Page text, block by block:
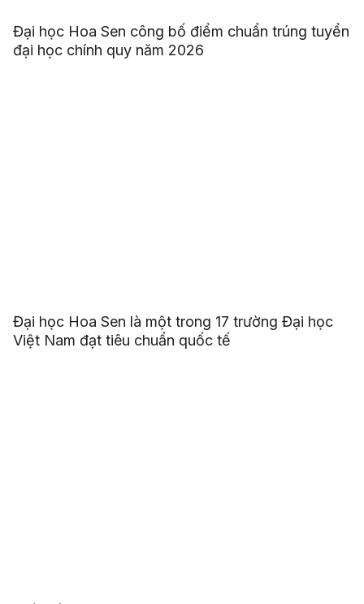
Đại học Hoa Sen công bố điểm chuẩn trúng tuyển
đại học chính quy năm 2026
Đại học Hoa Sen là một trong 17 trường Đại học
Việt Nam đạt tiêu chuẩn quốc tế